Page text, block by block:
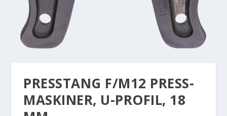
PRESSTANG F/M12 PRESS-
MASKINER, U-PROFIL, 18